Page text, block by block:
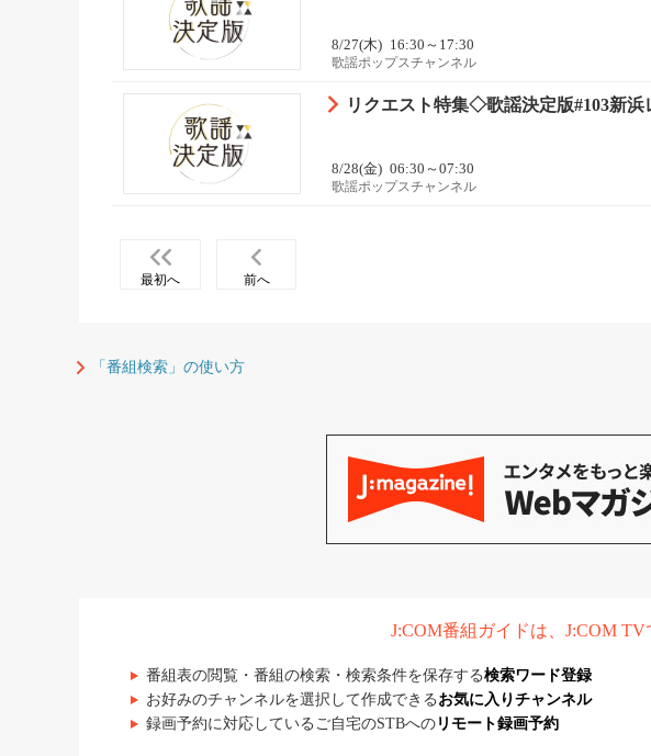
8/27(木) 16:30～17:30
歌謡ポップスチャンネル
リクエスト特集◇歌謡決定版#103新
8/28(金) 06:30～07:30
歌謡ポップスチャンネル
最初へ 前へ
「番組検索」の使い方
J:COM番組ガイドは、J:COM
番組表の閲覧・番組の検索・検索条件を保存する検索ワード登録
お好みのチャンネルを選択して作成できる お気に入りチャンネル
録画予約に対応しているご自宅のSTBへの リモート録画予約